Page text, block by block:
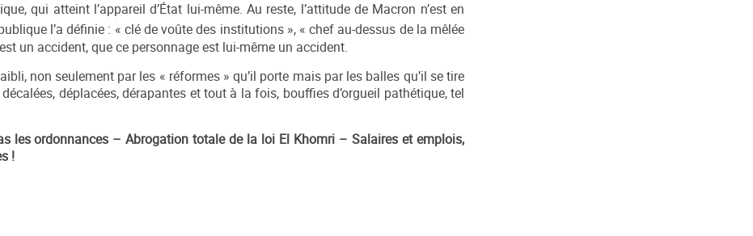
qui atteint l’appareil d’État lui-même. Au reste, l’attitude de Macron n’est en
l’a définie : « clé de voûte des institutions », « chef au-dessus de la mêlée
un accident, que ce personnage est lui-même un accident.
non seulement par les « réformes » qu’il porte mais par les balles qu’il se tire
déplacées, dérapantes et tout à la fois, bouffies d’orgueil pathétique, tel
les ordonnances – Abrogation totale de la loi El Khomri – Salaires et emplois,
!